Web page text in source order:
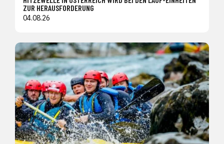
ZUR HERAUSFORDERUNG
04.08.26